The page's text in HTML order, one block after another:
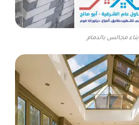
بناء مجالس بالدمام